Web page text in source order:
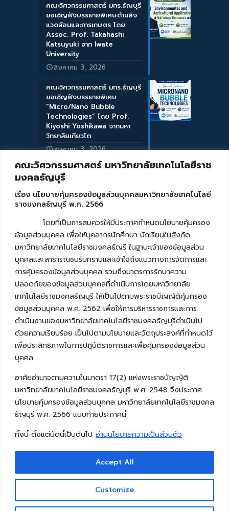
คณะวิศวกรรมศาสตร์ มหาวิทยาลัยเทคโนโลยีราช
มงคลธัญบุรี
เรื่อง นโยบายคุ้มครองข้อมูลส่วนบุคคลมหาวิทยาลัยเทคโนโลยี
ราชมงคลธัญบุรี พ.ศ. 2566
โดยที่เป็นการสมควรให้มีประกาศกำหนดนโยบายคุ้มครอง
ข้อมูลส่วนบุคคล เพื่อให้บุคลากรนักศึกษา นักเรียนในสังกัด
มหาวิทยาลัยเทคโนโลยีราชมงคลธัญรี ในฐานะเจ้าของข้อมูลส่วน
บุคคลและสาธารณชนรับทราบและเข้าใจถึงแนวทางการจัดการและ
การคุ้มครองข้อมูลส่วนบุคคล รวมถึงมาตรการรักษาความ
ปลอดภัยของข้อมูลส่วนบุคคลที่ดำเนินการโดยมหาวิทยาลัย
เทคโนโลยีราชมงคลธัญบุรี ให้เป็นไปตามพระราชบัญญัติคุ้มครอง
ข้อมูลส่วนบุคคล พ.ศ. 2562 เพื่อให้การบริหารราชการและการ
ดำเนินงานของมหาวิทยาลัยเทคโนโลยีราชมงคลธัญบุรีดำเนินไป
ด้วยความเรียบร้อย เป็นไปตามนโยบายและวัตถุประสงค์ที่กำหนดไว้
เพื่อประสิทธิภาพในการปฏิบัติราชการและเพื่อคุ้มครองข้อมูลส่วน
บุคคล
อาศัยอำนาจตามความในมาตรา 17(2) แห่งพระราชบัญญัติ
มหาวิทยาลัยเทคโนโลยีราชมงคลธัญบุรี พ.ศ. 2548 จึงประกาศ
นโยบายคุ้มครองข้อมูลส่วนบุคคล มหาวิทยาลัยเทคโนโลยีราชมงคล
ธัญบุรี พ.ศ. 2566 แนบท้ายประกาศนี้
ทั้งนี้ ตั้งแต่บัดนี้เป็นต้นไป อ่านนโยบายความเป็นส่วนตัว
Customize
Accept All
คณะวิศวกรรมศาสตร์ มทร.ธัญบุรี
ขอเชิญฟังบรรยายพิเศษด้านสิ่ง
แวดล้อมและการเกษตร โดย
Assoc. Prof. Takahashi
Katsuyuki จาก Iwate
University
สิงหาคม 3, 2026
คณะวิศวกรรมศาสตร์ มทร.ธัญบุรี
ขอเชิญฟังบรรยายพิเศษ
“Micro/Nano Bubble
Technologies” โดย Prof.
Kiyoshi Yoshikawa จากมหา
วิทยาลัยเกียวโต
สิงหาคม 3, 2026
Copyright © 2026 คณะวิศวกรรมศาสตร์ มหาวิทยาลัย
เทคโนโลยีราชมงคลธัญบุรี